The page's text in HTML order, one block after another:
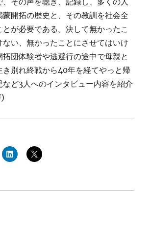
蒙開拓の歴史と、その教訓を社会全
が必要である。決して無かったこ
ない、無かったことにさせてはいけ
拓団体験者や逃避行の途中で母親と
き別れ終戦から40年を経てやっと帰
など3人へのインタビュー内容を紹介